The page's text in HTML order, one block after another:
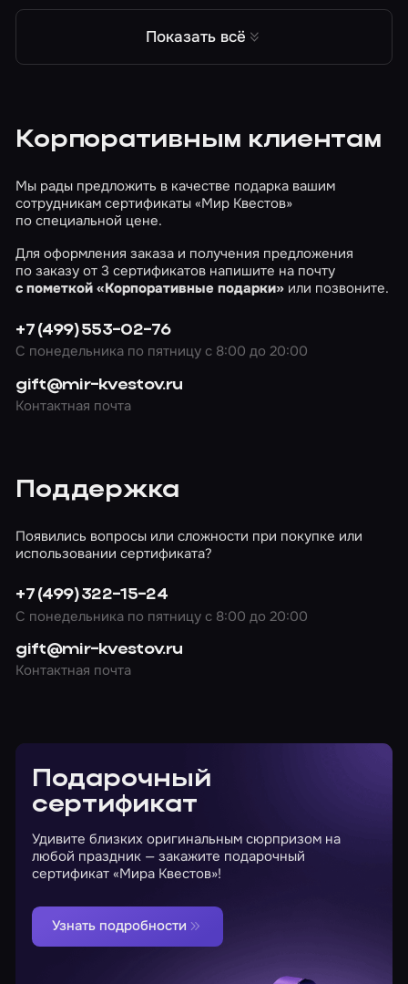
религиозные верующие считают, что она приводит
жизни – большая редкость, только если череда
случайностей и совпадений сама не приведет вас к
вы в поисках подходящего варианта, и вот,
проделав долгий путь на окраину города, вы
подозревая о том, что за историю скрывают жуткие
стены этого дома.
Показать всё
Корпоративным клиентам
Мы рады предложить в качестве подарка вашим
сотрудникам сертификаты «Мир Квестов»
по специальной цене.
Для оформления заказа и получения предложения
по заказу от 3 сертификатов напишите на почту
c пометкой «Корпоративные подарки» или позвоните.
+7 (499) 553-02-76
С понедельника по пятницу с 8:00 до 20:00
gift@mir-kvestov.ru
Контактная почта
Поддержка
Появились вопросы или сложности при покупке или
использовании сертификата?
+7 (499) 322-15-24
С понедельника по пятницу с 8:00 до 20:00
gift@mir-kvestov.ru
Контактная почта
Подарочный
сертификат
Удивите близких оригинальным сюрпризом на
любой праздник — закажите подарочный
сертификат «Мира Квестов»!
Узнать подробности